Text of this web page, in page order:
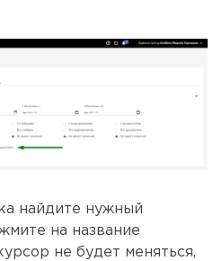
найдите нужный
на название
не будет меняться,